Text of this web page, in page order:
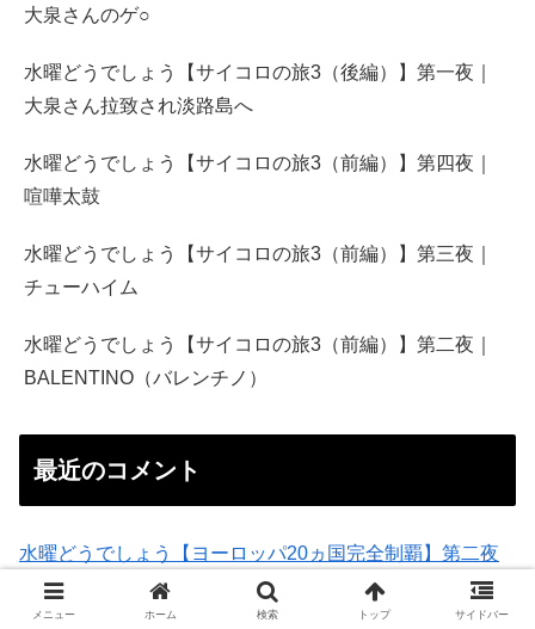
大泉さんのゲ○
水曜どうでしょう【サイコロの旅3（後編）】第一夜｜
大泉さん拉致され淡路島へ
水曜どうでしょう【サイコロの旅3（前編）】第四夜｜
喧嘩太鼓
水曜どうでしょう【サイコロの旅3（前編）】第三夜｜
チューハイム
水曜どうでしょう【サイコロの旅3（前編）】第二夜｜
BALENTINO（バレンチノ）
最近のコメント
水曜どうでしょう【ヨーロッパ20ヵ国完全制覇】第二夜
｜ローマ→フィレンツェ
にDichaelopitAより
メニュー ホーム 検索 トップ サイドバー